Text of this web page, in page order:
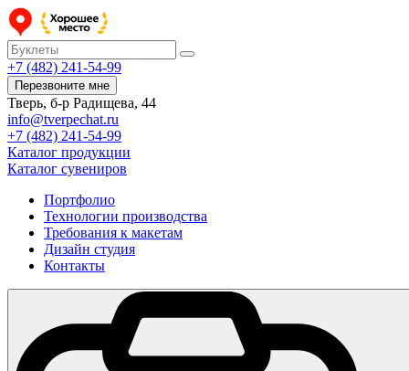
+7 (482) 241-54-99
Перезвоните мне
Тверь, б-р Радищева, 44
info@tverpechat.ru
+7 (482) 241-54-99
Каталог продукции
Каталог сувениров
Портфолио
Технологии производства
Требования к макетам
Дизайн студия
Контакты